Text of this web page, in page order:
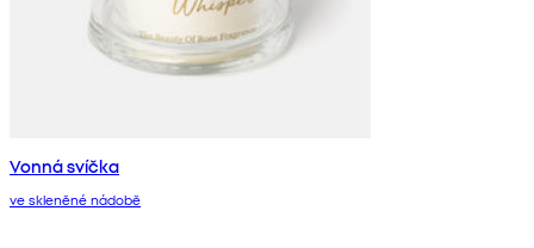
Vonná svíčka
ve skleněné nádobě